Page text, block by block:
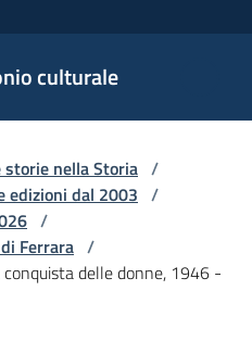
culturale
storie nella Storia /
edizioni dal 2003 /
/
Ferrara /
delle donne, 1946 -